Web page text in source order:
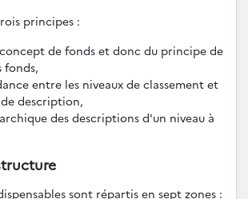
principes :
de fonds et donc du principe de
fonds,
entre les niveaux de classement et
description,
des descriptions d'un niveau à
sont répartis en sept zones :